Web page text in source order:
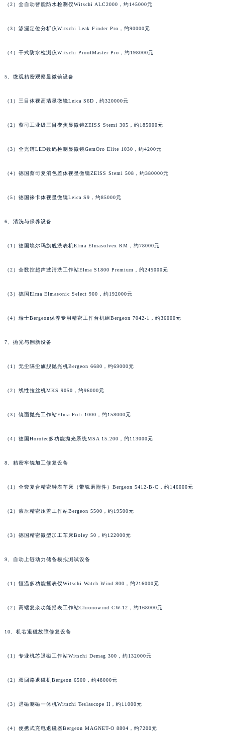
（2）全自动智能防水检测仪Witschi ALC2000，约145000元
（3）渗漏定位分析仪Witschi Leak Finder Pro，约90000元
（4）干式防水检测仪Witschi ProofMaster Pro，约198000元
5、微观精密观察显微镜设备
（1）三目体视高清显微镜Leica S6D，约320000元
（2）蔡司工业级三目变焦显微镜ZEISS Stemi 305，约185000元
（3）全光谱LED数码检测显微镜GemOro Elite 1030，约4200元
（4）德国蔡司复消色差体视显微镜ZEISS Stemi 508，约380000元
（5）德国徕卡体视显微镜Leica S9，约85000元
6、清洗与保养设备
（1）德国埃尔玛旗舰洗表机Elma Elmasolvex RM，约78000元
（2）全数控超声波清洗工作站Elma S1800 Premium，约245000元
（3）德国Elma Elmasonic Select 900，约192000元
（4）瑞士Bergeon保养专用精密工作台机组Bergeon 7042-1，约36000元
7、抛光与翻新设备
（1）无尘隔尘旗舰抛光机Bergeon 6680，约69000元
（2）线性拉丝机MKS 9050，约96000元
（3）镜面抛光工作站Elma Poli-1000，约158000元
（4）德国Horotec多功能抛光系统MSA 15.200，约113000元
8、精密车铣加工修复设备
（1）全套复合精密钟表车床（带铣磨附件）Bergeon 5412-B-C，约146000元
（2）液压精密压盖工作站Bergeon 5500，约19500元
（3）德国精密微型加工车床Boley 50，约122000元
9、自动上链动力储备模拟测试设备
（1）恒温多功能摇表仪Witschi Watch Wind 800，约216000元
（2）高端复杂功能摇表工作站Chronowind CW-12，约168000元
10、机芯退磁故障修复设备
（1）专业机芯退磁工作站Witschi Demag 300，约132000元
（2）双回路退磁机Bergeon 6500，约48000元
（3）退磁测磁一体机Witschi Teslascope II，约11000元
（4）便携式充电退磁器Bergeon MAGNET-O 8804，约7200元